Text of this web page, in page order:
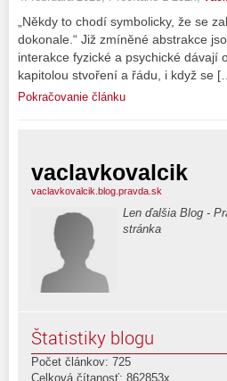
„Někdy to chodí symbolicky, že se
dokonale.“ Již zmíněné abstrakce
interakce fyzické a psychické dávají
kapitolou stvoření a řádu, i když se
Pokračovanie článku
vaclavkovalcik
vaclavkovalcik.blog.pravda.sk
Len ďalšia Blog -
stránka
Štatistiky blogu
Počet článkov: 725
Celková čítanosť: 862853x